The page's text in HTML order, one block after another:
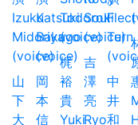
山
下
大
岡
本
信
梶
裕
貴
Yuki
吉
澤
亮
Ryo
中
井
和